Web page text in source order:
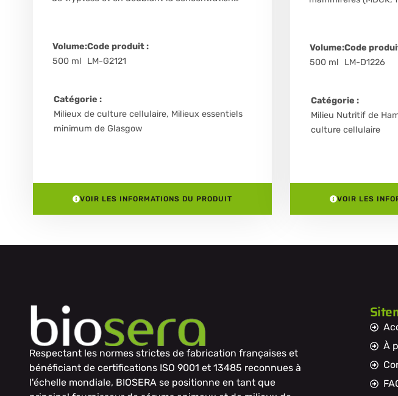
Volume:
500 ml
Code produit :
LM-G2121
Catégorie :
Milieux de culture cellulaire, Milieux essentiels
minimum de Glasgow
VOIR LES INFORMATIONS DU PRODUIT
Volume:
500 ml
Code
LM-D1226
Catégorie :
Milieu Nutritif de
culture cellulaire
VOIR LES
Respectant les normes strictes de fabrication françaises et
bénéficiant de certifications ISO 9001 et 13485 reconnues à
l'échelle mondiale, BIOSERA se positionne en tant que
À